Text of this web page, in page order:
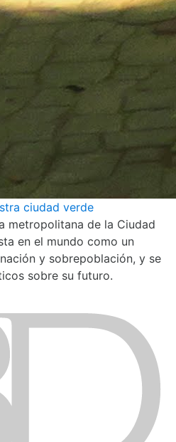
ciudad verde
metropolitana de la Ciudad
en el mundo como un
y sobrepoblación, y se
sobre su futuro.